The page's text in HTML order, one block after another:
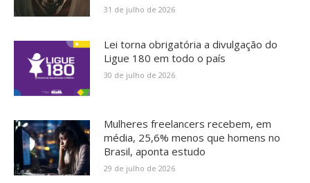
31 de julho de 2026
Lei torna obrigatória a divulgação do
Ligue 180 em todo o país
30 de julho de 2026
Mulheres freelancers recebem, em
média, 25,6% menos que homens no
Brasil, aponta estudo
29 de julho de 2026